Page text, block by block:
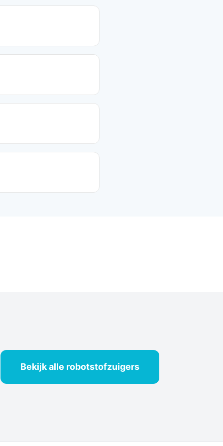
Bekijk alle robotstofzuigers